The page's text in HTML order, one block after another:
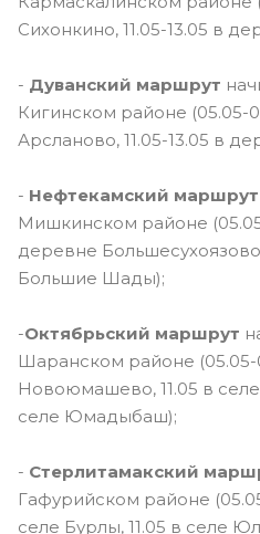
Сихонкино, 11.05-13.05 в
- Дуванский маршрут
Кигинском районе (05.05-
Арсланово, 11.05-13.05 в
- Нефтекамский маршрут
Мишкинском районе
деревне
Большие Шады);
-Октябрьский маршрут
Шаранском районе (05.05-
Новоюмашево, 11.05 в селе
селе Юмадыбаш);
- Стерлитамакский
Гафурийском районе
селе Бурлы, 11.05 в селе